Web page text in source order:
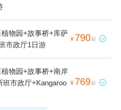
植物园+故事桥+库萨
市政厅1日游
¥ 790起 
植物园+故事桥+南岸
市政厅+Kangaroo ¥ 769起 